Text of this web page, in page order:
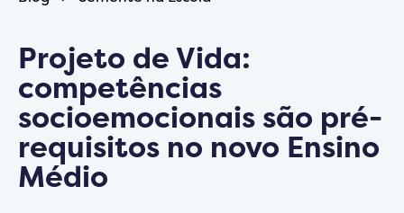
Projeto de Vida:
competências
socioemocionais são pré-
requisitos no novo Ensino
Médio